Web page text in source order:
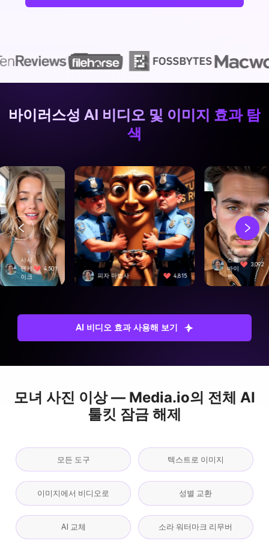
바이러스성 AI 비디오 및 이미지 효과 탐
색
마법사 4,815
프로
스트
바이
트
3,092
스위프트 에지
AI 비디오 효과 사용해 보기
모녀 사진 이상 — Media.io의 전체 AI
툴킷 잠금 해제
모든 도구 텍스트로 이미지
이미지에서 비디오로 성별 교환
AI 교체 소라 워터마크 리무버